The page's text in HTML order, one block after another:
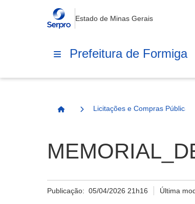
Estado de Minas Gerais
Prefeitura de Formiga
Página Inicial
Licitações e Compras Públicas
Publicação: 05/04/2026 21h16 Última